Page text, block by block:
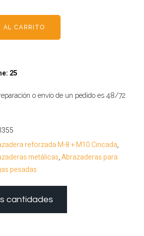
AL CARRITO
25
o envío de un pedido es 48/72
reforzada M-8 + M10 Cincada,
metálicas,Abrazaderas para
pesadas
cantidades